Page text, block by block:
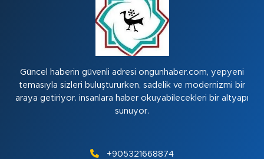
Güncel haberin güvenli adresi ongunhaber.com, yepyeni
temasıyla sizleri buluştururken, sadelik ve modernizmi bir
araya getiriyor. insanlara haber okuyabilecekleri bir altyapı
sunuyor.
+905321668874